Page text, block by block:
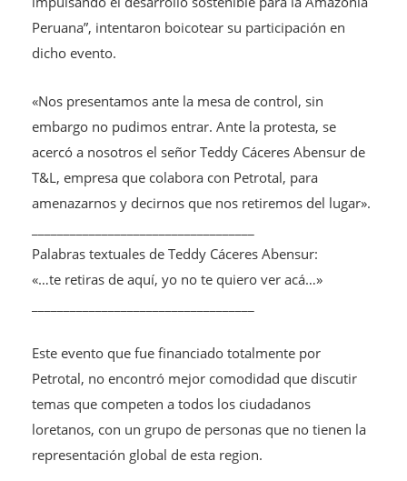
Peruana”, intentaron boicotear su participación en
dicho evento.
«Nos presentamos ante la mesa de control, sin
embargo no pudimos entrar. Ante la protesta, se
acercó a nosotros el señor Teddy Cáceres Abensur de
T&L, empresa que colabora con Petrotal, para
amenazarnos y decirnos que nos retiremos del lugar».
Palabras textuales de Teddy Cáceres Abensur:
«…te retiras de aquí, yo no te quiero ver acá…»
Este evento que fue financiado totalmente por
Petrotal, no encontró mejor comodidad que discutir
temas que competen a todos los ciudadanos
loretanos, con un grupo de personas que no tienen la
representación global de esta region.